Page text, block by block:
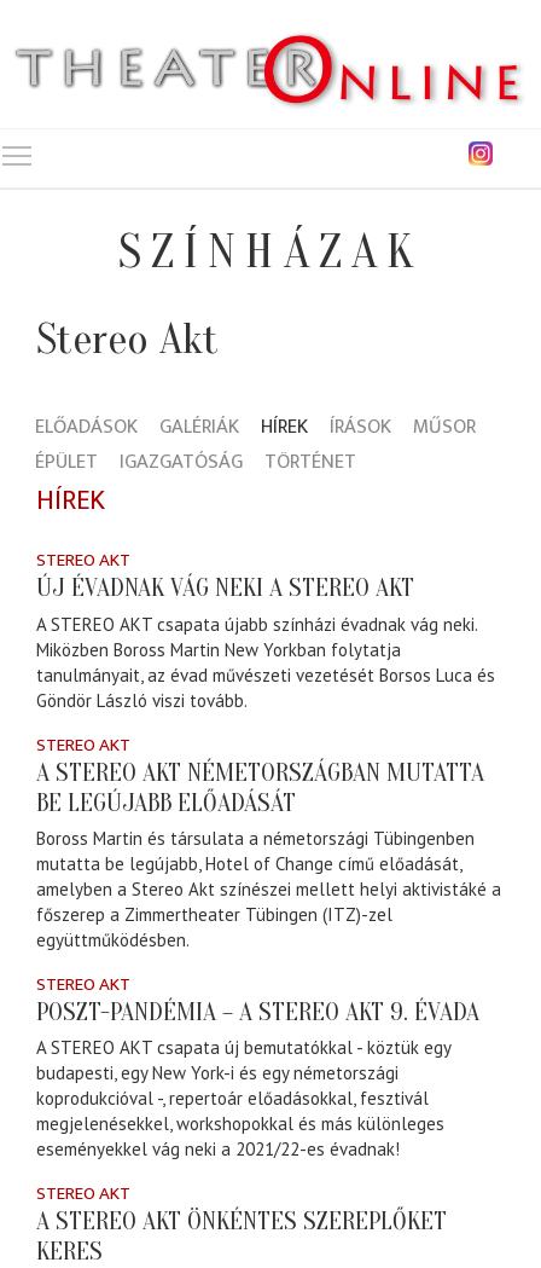
SZÍNHÁZAK
Stereo Akt
ELŐADÁSOK GALÉRIÁK HÍREK ÍRÁSOK
MŰSOR
ÉPÜLET
IGAZGATÓSÁG TÖRTÉNET
HÍREK
STEREO AKT
ÚJ ÉVADNAK VÁG NEKI A STEREO AKT
A STEREO AKT csapata újabb színházi évadnak vág neki.
Miközben Boross Martin New Yorkban folytatja
tanulmányait, az évad művészeti vezetését Borsos Luca és
Göndör László viszi tovább.
STEREO AKT
A STEREO AKT NÉMETORSZÁGBAN MUTATTA
BE LEGÚJABB ELŐADÁSÁT
Boross Martin és társulata a németországi Tübingenben
mutatta be legújabb, Hotel of Change című előadását,
amelyben a Stereo Akt színészei mellett helyi aktivistáké a
főszerep a Zimmertheater Tübingen (ITZ)-zel
együttműködésben.
STEREO AKT
POSZT-PANDÉMIA – A STEREO AKT 9. ÉVADA
A STEREO AKT csapata új bemutatókkal - köztük egy
budapesti, egy New York-i és egy németországi
koprodukcióval -, repertoár előadásokkal, fesztivál
megjelenésekkel, workshopokkal és más különleges
eseményekkel vág neki a 2021/22-es évadnak!
STEREO AKT
A STEREO AKT ÖNKÉNTES SZEREPLŐKET
KERES